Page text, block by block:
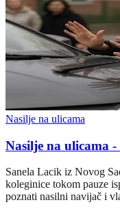
Nasilje na ulicama
Nasilje na ulicama
Sanela Lacik iz Novog
koleginice tokom pauze
poznati nasilni navijač i